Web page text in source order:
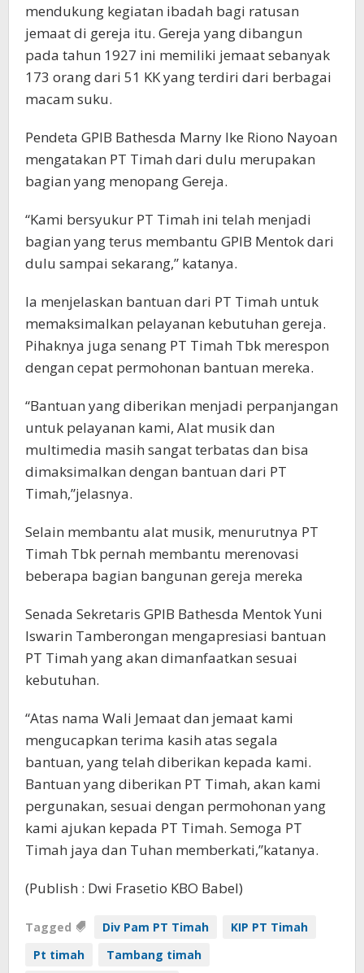
mendukung kegiatan ibadah bagi ratusan
jemaat di gereja itu. Gereja yang dibangun
pada tahun 1927 ini memiliki jemaat sebanyak
173 orang dari 51 KK yang terdiri dari berbagai
macam suku.
Pendeta GPIB Bathesda Marny Ike Riono Nayoan
mengatakan PT Timah dari dulu merupakan
bagian yang menopang Gereja.
“Kami bersyukur PT Timah ini telah menjadi
bagian yang terus membantu GPIB Mentok dari
dulu sampai sekarang,” katanya.
Ia menjelaskan bantuan dari PT Timah untuk
memaksimalkan pelayanan kebutuhan gereja.
Pihaknya juga senang PT Timah Tbk merespon
dengan cepat permohonan bantuan mereka.
“Bantuan yang diberikan menjadi perpanjangan
untuk pelayanan kami, Alat musik dan
multimedia masih sangat terbatas dan bisa
dimaksimalkan dengan bantuan dari PT
Timah,”jelasnya.
Selain membantu alat musik, menurutnya PT
Timah Tbk pernah membantu merenovasi
beberapa bagian bangunan gereja mereka
Senada Sekretaris GPIB Bathesda Mentok Yuni
Iswarin Tamberongan mengapresiasi bantuan
PT Timah yang akan dimanfaatkan sesuai
kebutuhan.
“Atas nama Wali Jemaat dan jemaat kami
mengucapkan terima kasih atas segala
bantuan, yang telah diberikan kepada kami.
Bantuan yang diberikan PT Timah, akan kami
pergunakan, sesuai dengan permohonan yang
kami ajukan kepada PT Timah. Semoga PT
Timah jaya dan Tuhan memberkati,”katanya.
(Publish : Dwi Frasetio KBO Babel)
Tagged Div Pam PT Timah
KIP PT Timah
Pt timah
Tambang timah